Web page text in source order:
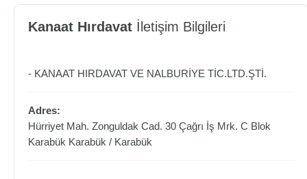
Kanaat Hırdavat İletişim Bilgileri
- KANAAT HIRDAVAT VE NALBURİYE TİC.LTD.ŞTİ.
Adres:
Hürriyet Mah. Zonguldak Cad. 30 Çağrı İş Mrk. C Blok
Karabük Karabük / Karabük